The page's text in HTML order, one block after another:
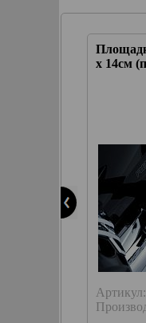
х 14см
Артикул: